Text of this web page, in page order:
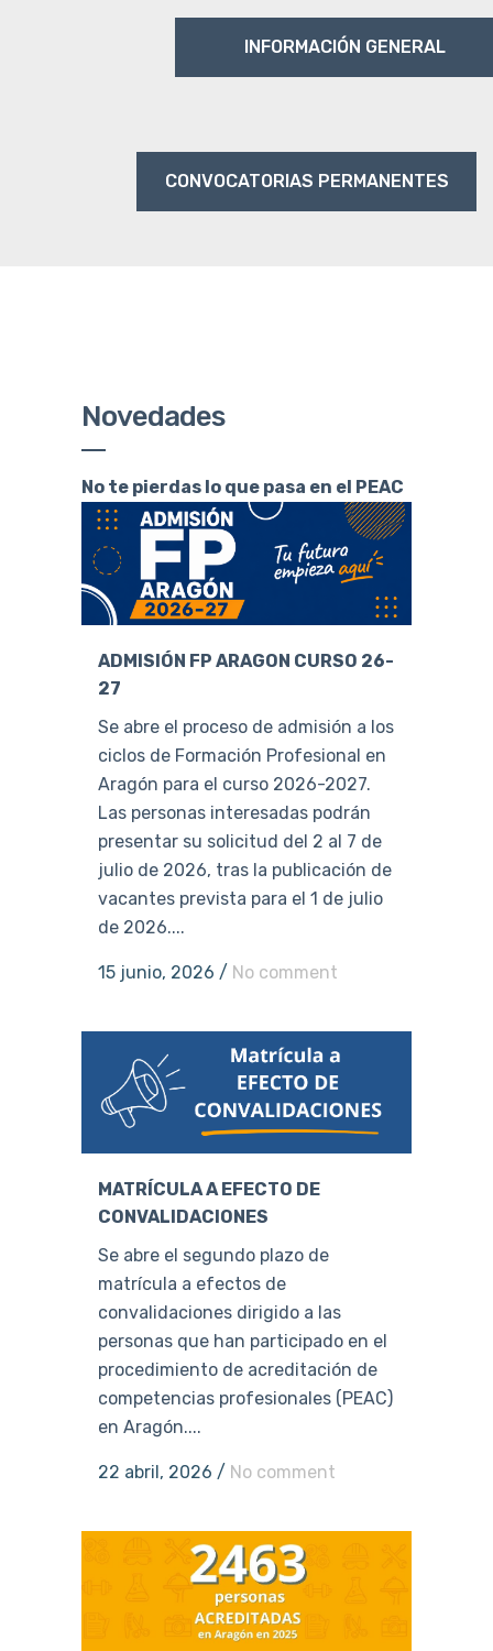
INFORMACIÓN GENERAL
CONVOCATORIAS PERMANENTES
Novedades
No te pierdas lo que pasa en el PEAC
ADMISIÓN FP ARAGON CURSO 26-
27
Se abre el proceso de admisión a los
ciclos de Formación Profesional en
Aragón para el curso 2026-2027.
Las personas interesadas podrán
presentar su solicitud del 2 al 7 de
julio de 2026, tras la publicación de
vacantes prevista para el 1 de julio
de 2026....
15 junio, 2026 / No comment
MATRÍCULA A EFECTO DE
CONVALIDACIONES
Se abre el segundo plazo de
matrícula a efectos de
convalidaciones dirigido a las
personas que han participado en el
procedimiento de acreditación de
competencias profesionales (PEAC)
en Aragón....
22 abril, 2026 / No comment